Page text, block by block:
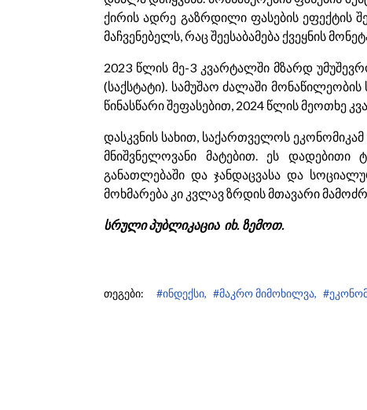
ქირის ადრე გაზრდილი ფასების ეფექტის
მაჩვენებელს, რაც შეესაბამება ქვეყნის
2023 წლის მე-3 კვარტალში მზარდ
(საქსტატი). სამუშაო ძალაში
წინასწარი შეფასებით, 2024 წლის მეოთხე
დასკვნის სახით, საქართველოს
მნიშვნელოვანი მატებით. ეს დადებითი
განათლებაში და ჯანდაცვასა და
მოხმარება კი კვლავ ზრდის მთავარი
სრული პუბლიკაცია იხ. ზემოთ.
თეგები: #ინდექსი, #მაკრო მიმოხილვა,